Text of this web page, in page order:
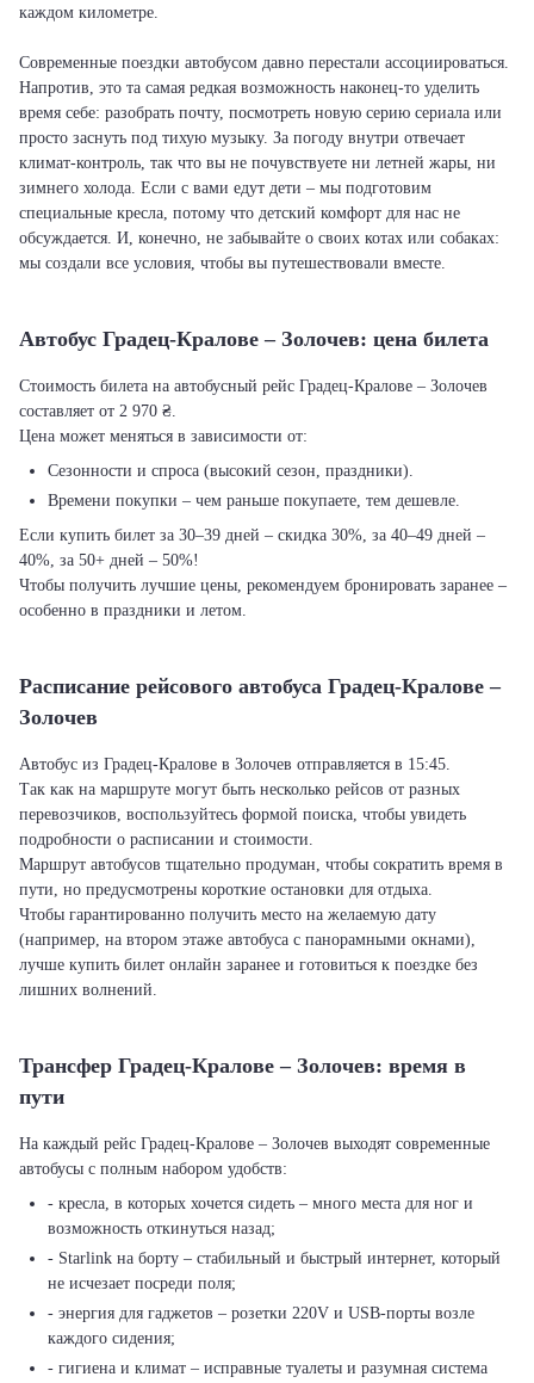
каждом километре.
Современные поездки автобусом давно перестали ассоциироваться.
Напротив, это та самая редкая возможность наконец-то уделить
время себе: разобрать почту, посмотреть новую серию сериала или
просто заснуть под тихую музыку. За погоду внутри отвечает
климат-контроль, так что вы не почувствуете ни летней жары, ни
зимнего холода. Если с вами едут дети – мы подготовим
специальные кресла, потому что детский комфорт для нас не
обсуждается. И, конечно, не забывайте о своих котах или собаках:
мы создали все условия, чтобы вы путешествовали вместе.
Автобус Градец-Кралове – Золочев: цена билета
Стоимость билета на автобусный рейс Градец-Кралове – Золочев
составляет от 2 970 ₴.
Цена может меняться в зависимости от:
Сезонности и спроса (высокий сезон, праздники).
Времени покупки – чем раньше покупаете, тем дешевле.
Если купить билет за 30–39 дней – скидка 30%, за 40–49 дней –
40%, за 50+ дней – 50%!
Чтобы получить лучшие цены, рекомендуем бронировать заранее –
особенно в праздники и летом.
Расписание рейсового автобуса Градец-Кралове –
Золочев
Автобус из Градец-Кралове в Золочев отправляется в 15:45.
Так как на маршруте могут быть несколько рейсов от разных
перевозчиков, воспользуйтесь формой поиска, чтобы увидеть
подробности о расписании и стоимости.
Маршрут автобусов тщательно продуман, чтобы сократить время в
пути, но предусмотрены короткие остановки для отдыха.
Чтобы гарантированно получить место на желаемую дату
(например, на втором этаже автобуса с панорамными окнами),
лучше купить билет онлайн заранее и готовиться к поездке без
лишних волнений.
Трансфер Градец-Кралове – Золочев: время в
пути
На каждый рейс Градец-Кралове – Золочев выходят современные
автобусы с полным набором удобств:
- кресла, в которых хочется сидеть – много места для ног и
возможность откинуться назад;
- Starlink на борту – стабильный и быстрый интернет, который
не исчезает посреди поля;
- энергия для гаджетов – розетки 220V и USB-порты возле
каждого сидения;
- гигиена и климат – исправные туалеты и разумная система